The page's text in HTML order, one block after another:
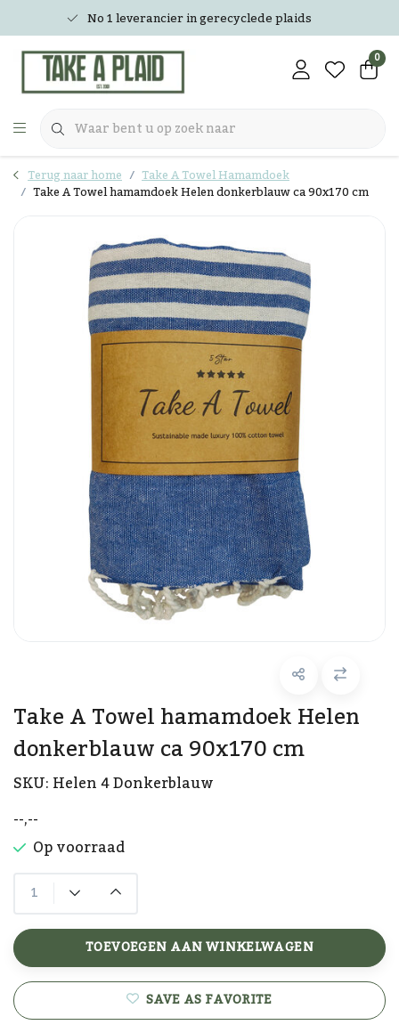
No 1 leverancier in gerecyclede plaids
0
Terug naar home Take A Towel Hamamdoek
Take A Towel hamamdoek Helen donkerblauw ca 90x170 cm
Take A Towel hamamdoek Helen
donkerblauw ca 90x170 cm
SKU:Helen 4 Donkerblauw
--,--
Op voorraad
TOEVOEGEN AAN WINKELWAGEN
SAVE AS FAVORITE